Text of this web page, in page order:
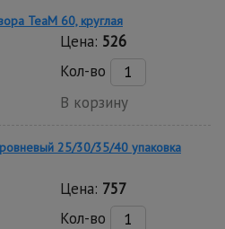
TeaM 60, круглая
Цена: 526
Кол-во
В корзину
25/30/35/40 упаковка
Цена: 757
Кол-во